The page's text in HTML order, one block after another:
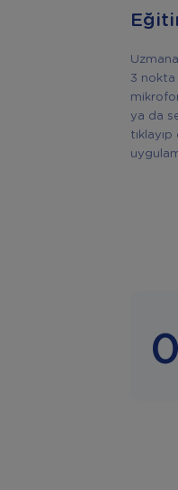
3 nokta
ya da
0